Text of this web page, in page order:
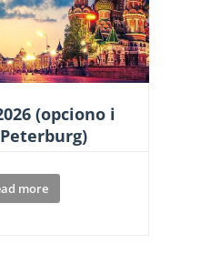
(opciono i
more